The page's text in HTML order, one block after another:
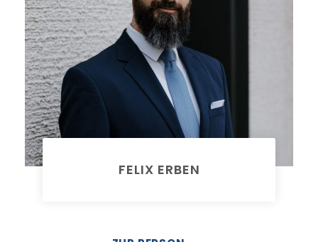
FELIX ERBEN